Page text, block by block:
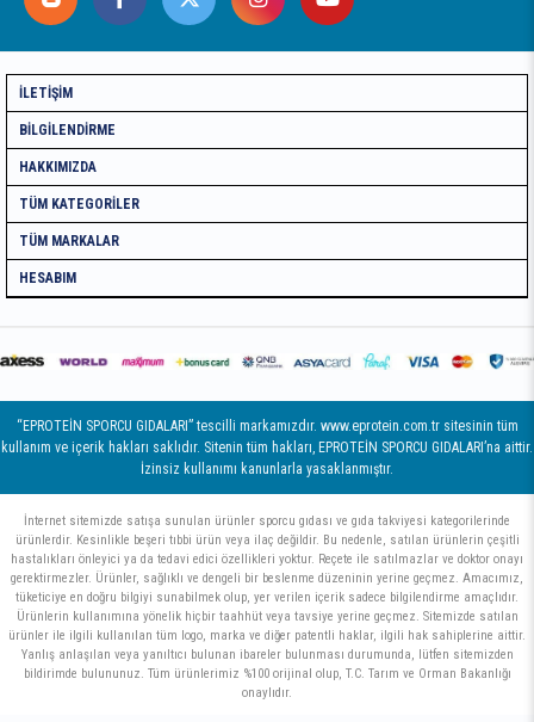
İLETIŞIM
BILGILENDIRME
HAKKIMIZDA
TÜM KATEGORILER
TÜM MARKALAR
HESABIM
“EPROTEİN SPORCU GIDALARI” tescilli markamızdır. www.eprotein.com.tr sitesinin tüm
kullanım ve içerik hakları saklıdır. Sitenin tüm hakları, EPROTEİN SPORCU GIDALARI’na aittir.
İzinsiz kullanımı kanunlarla yasaklanmıştır.
İnternet sitemizde satışa sunulan ürünler sporcu gıdası ve gıda takviyesi kategorilerinde
ürünlerdir. Kesinlikle beşeri tıbbi ürün veya ilaç değildir. Bu nedenle, satılan ürünlerin çeşitli
hastalıkları önleyici ya da tedavi edici özellikleri yoktur. Reçete ile satılmazlar ve doktor onayı
gerektirmezler. Ürünler, sağlıklı ve dengeli bir beslenme düzeninin yerine geçmez. Amacımız,
tüketiciye en doğru bilgiyi sunabilmek olup, yer verilen içerik sadece bilgilendirme amaçlıdır.
Ürünlerin kullanımına yönelik hiçbir taahhüt veya tavsiye yerine geçmez. Sitemizde satılan
ürünler ile ilgili kullanılan tüm logo, marka ve diğer patentli haklar, ilgili hak sahiplerine aittir.
Yanlış anlaşılan veya yanıltıcı bulunan ibareler bulunması durumunda, lütfen sitemizden
bildirimde bulununuz. Tüm ürünlerimiz %100 orijinal olup, T.C. Tarım ve Orman Bakanlığı
onaylıdır.